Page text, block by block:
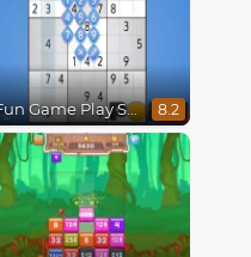
Fun Game Play Sudoku 8.2